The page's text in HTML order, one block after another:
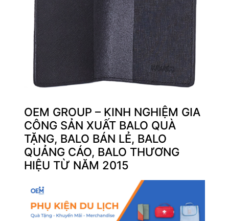
OEM GROUP – KINH NGHIỆM GIA
CÔNG SẢN XUẤT BALO QUÀ
TẶNG, BALO BÁN LẺ, BALO
QUẢNG CÁO, BALO THƯƠNG
HIỆU TỪ NĂM 2015